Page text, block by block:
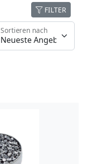
FILTER
Sortieren nach